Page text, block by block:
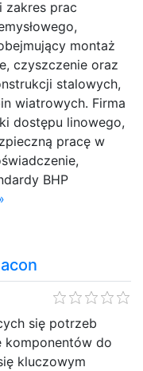
zakres prac
montaż
czyszczenie oraz
stalowych,
wiatrowych. Firma
dostępu linowego,
pracę w
BHP
się potrzeb
komponentów do
kluczowym